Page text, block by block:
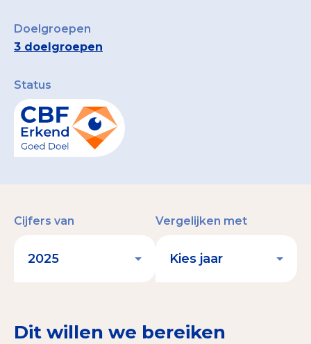
Doelgroepen
3 doelgroepen
Status
Dit willen we bereiken
Cijfers van Vergelijken met